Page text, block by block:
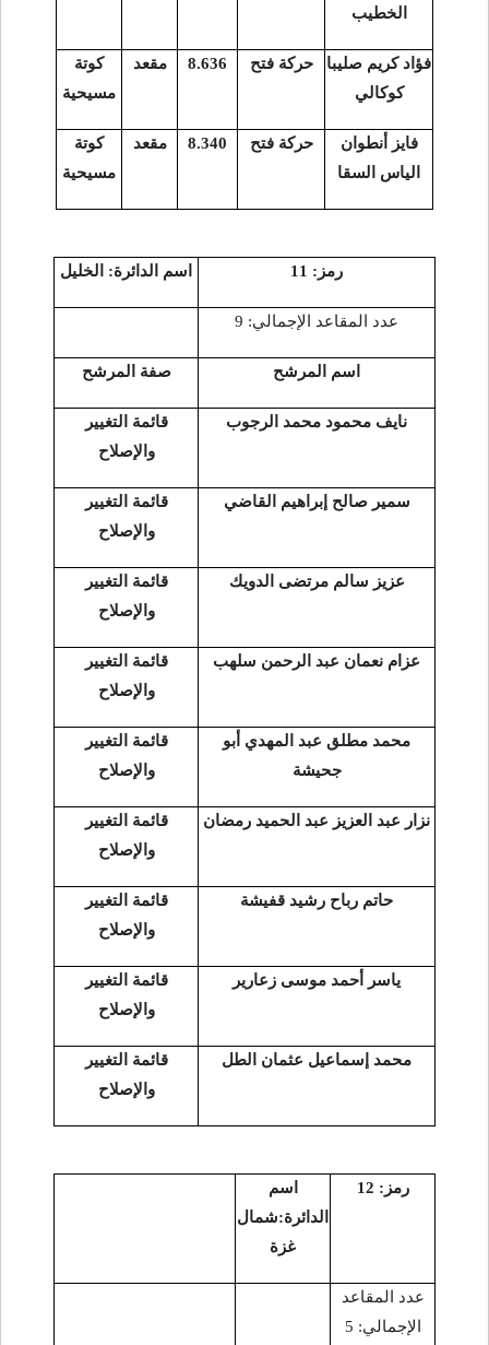
الخطيب
فؤاد كريم صليبا
كوكالي
حركة فتح 8.636 مقعد
كوتة
مسيحية
فايز أنطوان
الياس السقا
حركة فتح 8.340 مقعد
كوتة
مسيحية
رمز: 11 اسم الدائرة: الخليل
عدد المقاعد الإجمالي: 9
اسم المرشح صفة المرشح
نايف محمود محمد الرجوب
قائمة التغيير
والإصلاح
سمير صالح إبراهيم القاضي
قائمة التغيير
والإصلاح
عزيز سالم مرتضى الدويك
قائمة التغيير
والإصلاح
عزام نعمان عبد الرحمن سلهب
قائمة التغيير
والإصلاح
محمد مطلق عبد المهدي أبو
جحيشة
قائمة التغيير
والإصلاح
نزار عبد العزيز عبد الحميد رمضان
قائمة التغيير
والإصلاح
حاتم رباح رشيد قفيشة
قائمة التغيير
والإصلاح
ياسر أحمد موسى زعارير
قائمة التغيير
والإصلاح
محمد إسماعيل عثمان الطل
قائمة التغيير
والإصلاح
رمز: 12
اسم
الدائرة:شمال
غزة
عدد المقاعد
الإجمالي: 5